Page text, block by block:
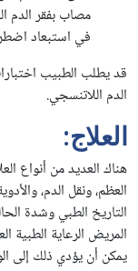
مصاب بفقر الدم
في استبعاد
قد يطلب الطبيب
الدم اللاتنسجي.
العلاج:
هناك العديد من أنواع
العظم، ونقل الدم،
التاريخ الطبي وشدة
المريض الرعاية الطبية
يمكن أن يؤدي ذلك إلى